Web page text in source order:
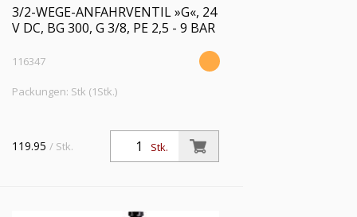
3/2-WEGE-ANFAHRVENTIL »G«, 24
V DC, BG 300, G 3/8, PE 2,5 - 9 BAR
116347
Packungen: Stk (1Stk.)
Stk.
119.95 / Stk.